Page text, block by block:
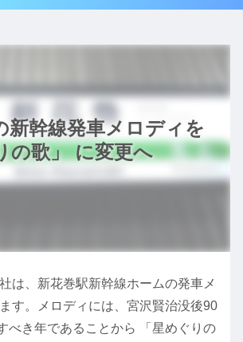
新幹線発車メロディを
の歌」 に変更へ
は、新花巻駅新幹線ホームの発車メ
す。メロディには、宮沢賢治没後90
べき年であることから 「星めぐりの